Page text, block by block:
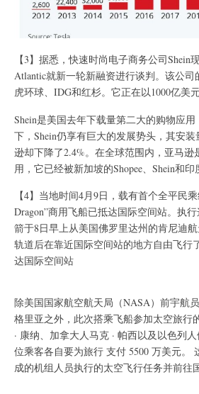
【3】据悉，快速时尚电子商务公司Shein
Atlantic就新一轮新融资进行谈判。该公
虎环球、IDG和红杉。它正在以1000亿美
Shein是美国去年下载量第二大的购物应
下，Shein仍享有巨大的发展势头，其安
逊却下降了2.4%。在全球范围内，亚马逊
用，它已经被新加坡的Shopee、Shein和印
【4】当地时间4月9日，载有首个全平民
Dragon”商用飞船已抵达国际空间站。执
箭于8日早上从美国佛罗里达州的肯尼迪
轨道后在靠近国际空间站的地方自由飞行
达国际空间站
除美国国家航空航天局（NASA）前宇航
格里亚之外，此次搭乘飞船参加太空旅行
· 康纳、加拿大人马克 · 帕西以及以色列
位乘客各自要为旅行 支付 5500 万美元。
成的机组人员执行的太空飞行任务并前往